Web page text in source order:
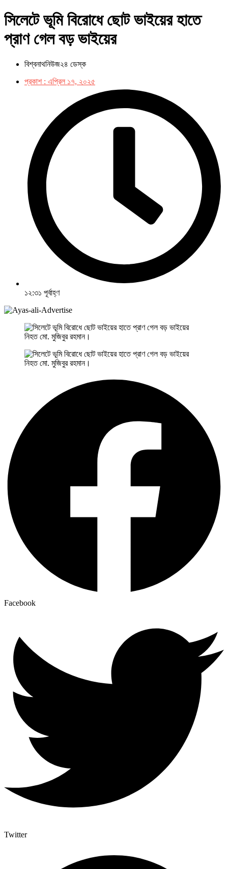
সিলেটে ভূমি বিরোধে ছোট ভাইয়ের হাতে
প্রাণ গেল বড় ভাইয়ের
বিশ্বনাথনিউজ২৪ ডেস্ক
প্রকাশ : এপ্রিল ১৭, ২০২৫
১২:৩১ পূর্বাহ্ণ
নিহত মো. মুজিবুর রহমান।
নিহত মো. মুজিবুর রহমান।
Facebook
Twitter